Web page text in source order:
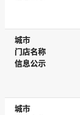
城市
城市
门店名称
门店名称
信息公示
信息公示
城市
城市